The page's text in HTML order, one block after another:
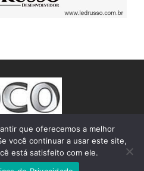
que oferecemos a melhor
você continuar a usar este site,
está satisfeito com ele.